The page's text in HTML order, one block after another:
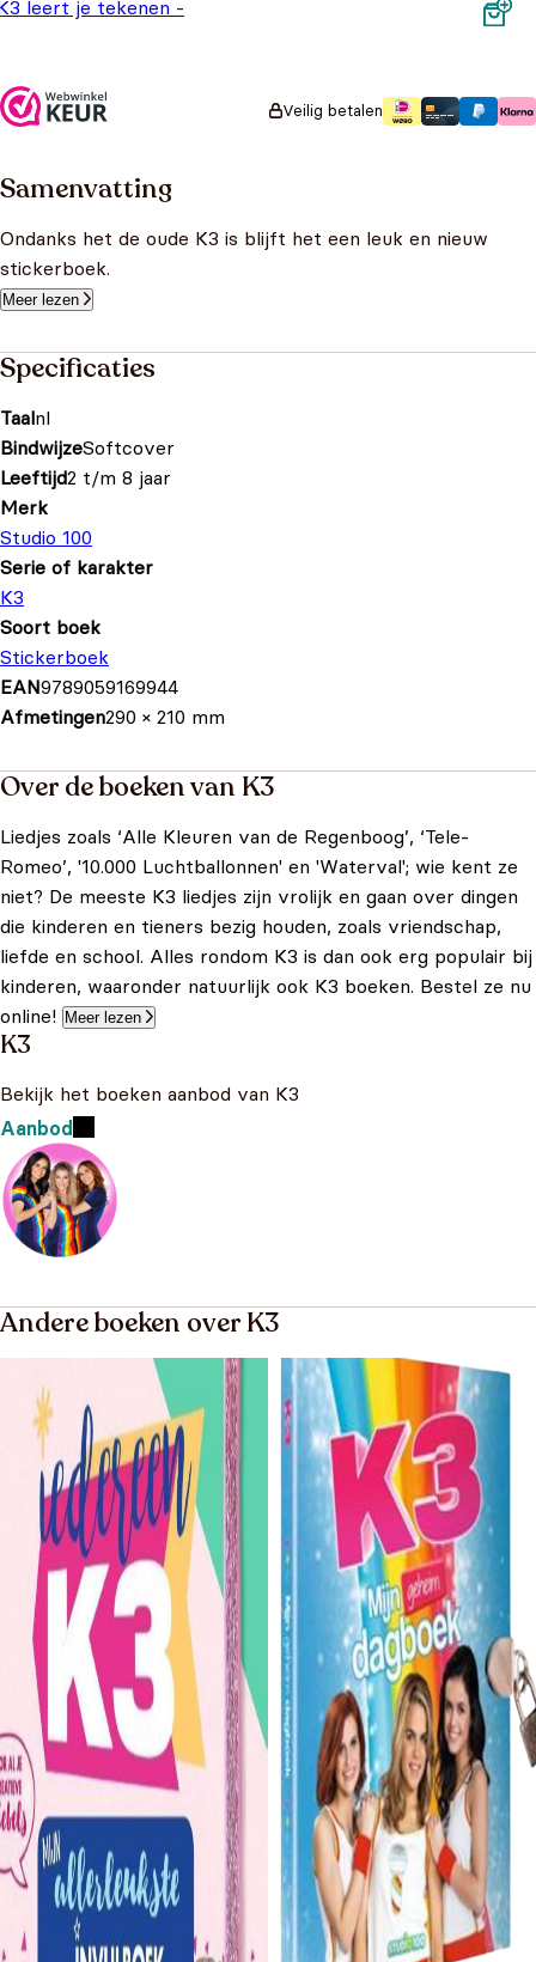
leert je tekenen -
Veilig betalen
Samenvatting
Ondanks het de oude K3 is blijft het een leuk en nieuw
stickerboek.
Meer lezen
Specificaties
Taalnl
BindwijzeSoftcover
Leeftijd2 t/m 8 jaar
Merk
Studio 100
Serie of karakter
K3
Soort boek
Stickerboek
EAN9789059169944
Afmetingen290 × 210 mm
Over de boeken van K3
Liedjes zoals ‘Alle Kleuren van de Regenboog’, ‘Tele-
Romeo’, '10.000 Luchtballonnen' en 'Waterval'; wie kent ze
niet? De meeste K3 liedjes zijn vrolijk en gaan over dingen
die kinderen en tieners bezig houden, zoals vriendschap,
liefde en school. Alles rondom K3 is dan ook erg populair bij
kinderen, waaronder natuurlijk ook K3 boeken. Bestel ze nu
online!
Meer lezen
K3
Bekijk het boeken aanbod van K3
Aanbod
Andere boeken over K3